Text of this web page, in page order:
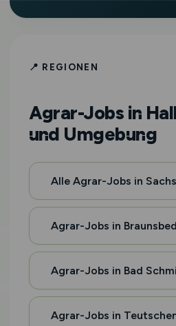
📍 REGIONEN
Agrar-Jobs in
und Umgebung
Alle Agrar-Jobs in
Agrar-Jobs in
Agrar-Jobs in Bad
Agrar-Jobs in